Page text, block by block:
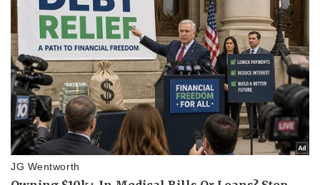
Doanh nghiệp
Thông tin doanh nghiệp
Doanh nghiệp 24h
Doanh nhân
Vì cộng đồng
Công nghệ
Sành điệu
Tin Công nghệ
Trải nghiệm
Chuyển đổi số